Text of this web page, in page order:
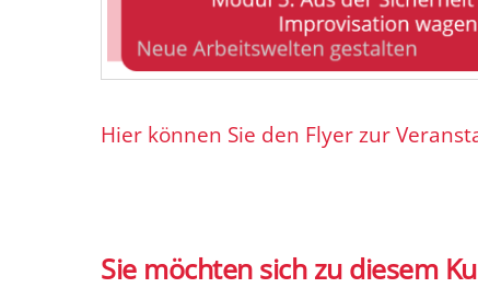
Hier können Sie den Flyer zur
Sie möchten sich zu diesem